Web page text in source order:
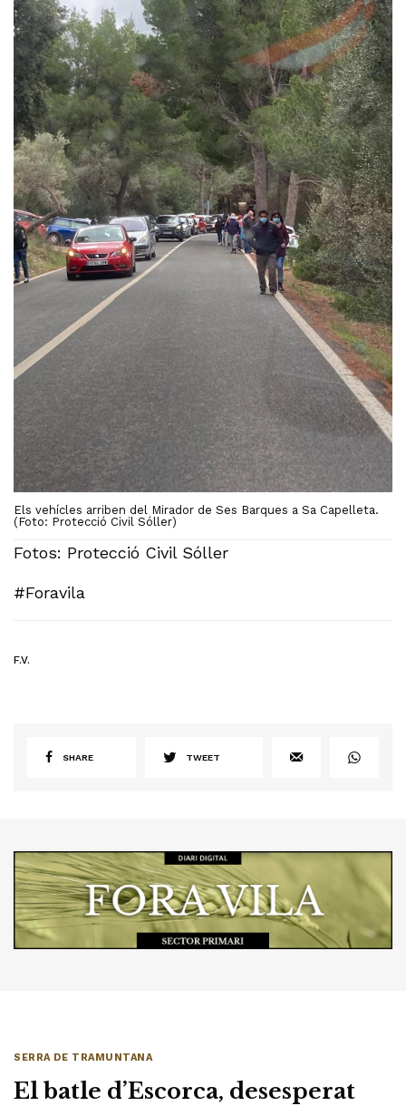
Els vehícles arriben del Mirador de Ses Barques a Sa Capelleta.
(Foto: Protecció Civil Sóller)
Fotos: Protecció Civil Sóller
#Foravila
F.V.
SHARE TWEET
SERRA DE TRAMUNTANA
El batle d’Escorca, desesperat